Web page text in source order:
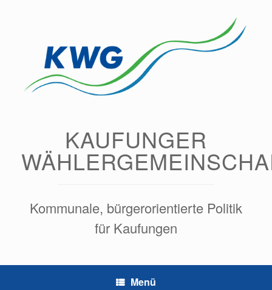
KAUFUNGER
Kommunale, bürgerorientierte Politik
für Kaufungen
Menü